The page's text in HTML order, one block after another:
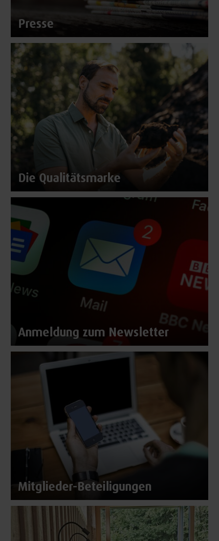
Presse
Die Qualitätsmarke
Anmeldung zum Newsletter
Mitglieder-Beteiligungen